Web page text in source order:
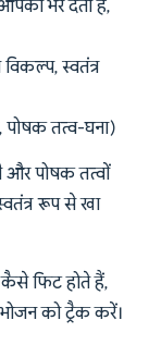
भर देती है,
स्वतंत्र
पोषक तत्व-घना)
और पोषक तत्वों
रूप से खा
कैसे फिट होते हैं,
को ट्रैक करें।